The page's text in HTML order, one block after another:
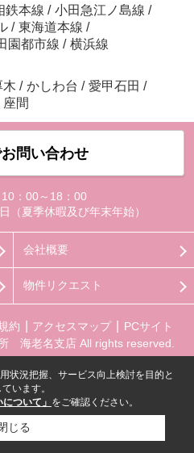
鉄本線 / 小田急江ノ島線 /
/ 東海道本線 /
園都市線 / 横浜線
木 / かしわ台 / 愛甲石田 /
座間
問い合わせ
10：00～18：00
（夏季休暇及び年末年始）
会社概要
物件リクエスト
約 アクセスマップ
PCサイト
海老名支店 All rights reserved.
状況把握、サービス向上検討を目的と
います。
ついて」 をご確認ください。
じる